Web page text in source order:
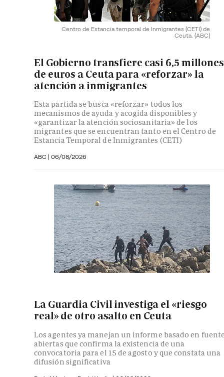
Centro de Estancia temporal de Inmigrantes (CETI) de
Ceuta. (ABC)
El Gobierno transfiere casi 6,5 millones
de euros a Ceuta para «reforzar» la
atención a inmigrantes
Esta partida se busca «reforzar» todos los
mecanismos de ayuda y acogida disponibles y
«garantizar la atención sociosanitaria» de los
migrantes que se encuentran tanto en el Centro de
Estancia Temporal de Inmigrantes (CETI)
ABC | 06/08/2026
La Guardia Civil investiga el «riesgo
real» de otro asalto en Ceuta
Los agentes ya manejan un informe basado en
abiertas que confirma la existencia de una
convocatoria para el 15 de agosto y que constata una
difusión significativa